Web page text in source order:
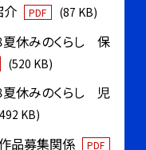
介 PDF (87 KB)
夏休みのくらし 保
(520 KB)
夏休みのくらし 児
KB)
品募集関係 PDF